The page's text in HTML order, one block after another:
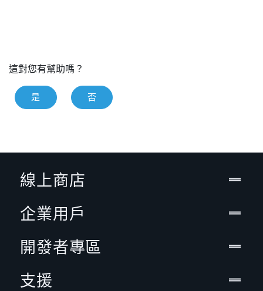
這對您有幫助嗎？
是 否
線上商店
企業用戶
開發者專區
支援